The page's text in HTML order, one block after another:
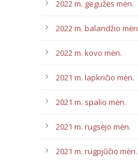
2022 m. gegužės mėn.
2022 m. balandžio
2022 m. kovo mėn.
2021 m. lapkričio mėn.
2021 m. spalio mėn.
2021 m. rugsėjo mėn.
2021 m. rugpjūčio mėn.